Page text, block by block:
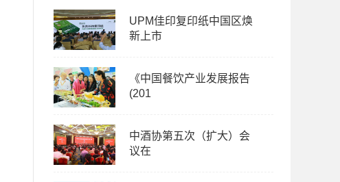
UPM佳印复印纸中国区焕
新上市
《中国餐饮产业发展报告
(201
中酒协第五次（扩大）会
议在